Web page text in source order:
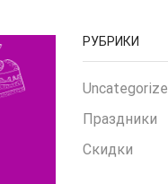
РУБРИКИ
Праздники
Скидки